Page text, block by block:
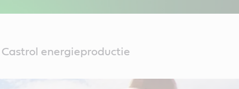
energieproductie